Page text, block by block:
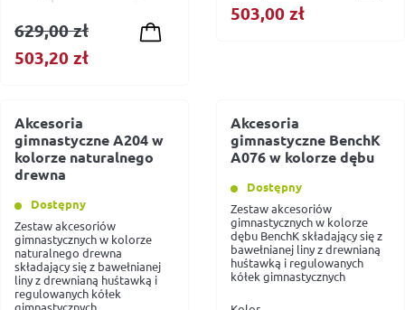
629,00zł
Pierwotna
629,00 zł.
503,20 złAktualna
503,20 zł.
Pierwotna
503,00 złAktualna
Akcesoria
gimnastyczne A204 w
kolorze naturalnego
drewna
Dostępny
Zestaw akcesoriów
gimnastycznych w kolorze
naturalnego drewna
składający się z bawełnianej
liny z drewnianą huśtawką i
regulowanych kółek
gimnastycznych
Akcesoria
gimnastyczne BenchK
A076 w kolorze dębu
Dostępny
Zestaw akcesoriów
gimnastycznych w kolorze
dębu BenchK składający się z
bawełnianej liny z drewnianą
huśtawką i regulowanych
kółek gimnastycznych